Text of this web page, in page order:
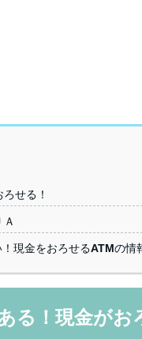
せる！
現金をおろせるATMの情
る！現金がお